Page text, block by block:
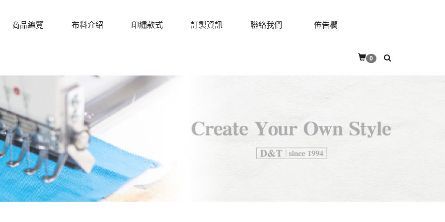
商品總覽 布料介紹 印繡款式 訂製資訊 聯絡我們 佈告欄
0